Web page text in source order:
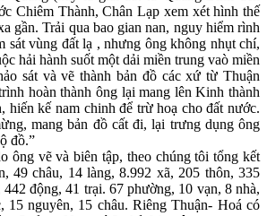
Chiêm Thành, Chân Lạp xem xét hình thế
gần. Trải qua bao gian nan, nguy hiểm rình
sát vùng đất lạ , nhưng ông không nhụt chí,
hải hành suốt một dải miền trung vaò miền
sát và vẽ thành bản đồ các xứ từ Thuận
hoàn thành ông lại mang lên Kinh thành
hiến kế nam chinh để trừ hoạ cho đất nước.
mang bản đồ cất đi, lại trưng dụng ông
đồ.”
ông vẽ và biên tập, theo chúng tôi tổng kết
49 châu, 14 làng, 8.992 xã, 205 thôn, 335
442 động, 41 trại. 67 phường, 10 vạn, 8 nhà,
15 nguyên, 15 châu. Riêng Thuận- Hoá có